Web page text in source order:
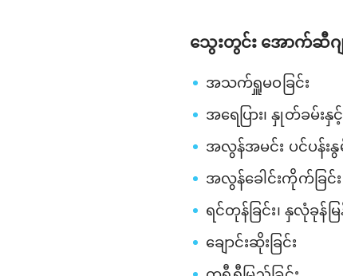
သွေးတွင်း အောက်ဆီဂျ
အသက်ရှူမဝခြင်း
အရေပြား၊ နှုတ်ခမ်းနှ
အလွန်အမင်း ပင်ပန်းနွ
အလွန်ခေါင်းကိုက်ခြင်း
ရင်တုန်ခြင်း၊ နှလုံခုန်မြ
ချောင်းဆိုးခြင်း